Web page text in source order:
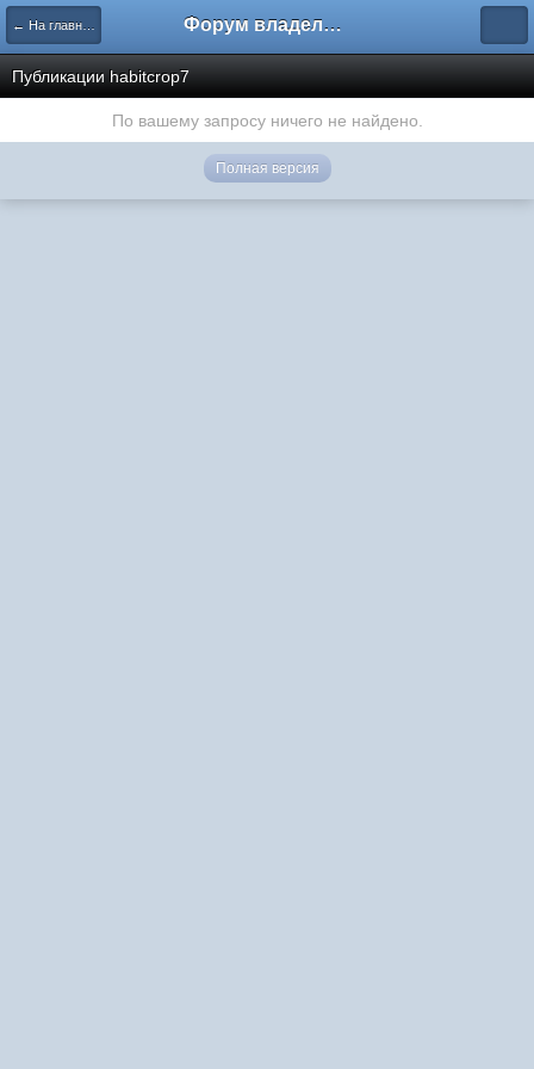
← На главную Форум владельцев интернет-магазинов
Публикации habitcrop7
По вашему запросу ничего не найдено.
Полная версия